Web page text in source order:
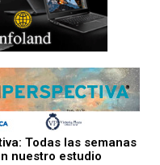
Todas las semanas
nuestro estudio